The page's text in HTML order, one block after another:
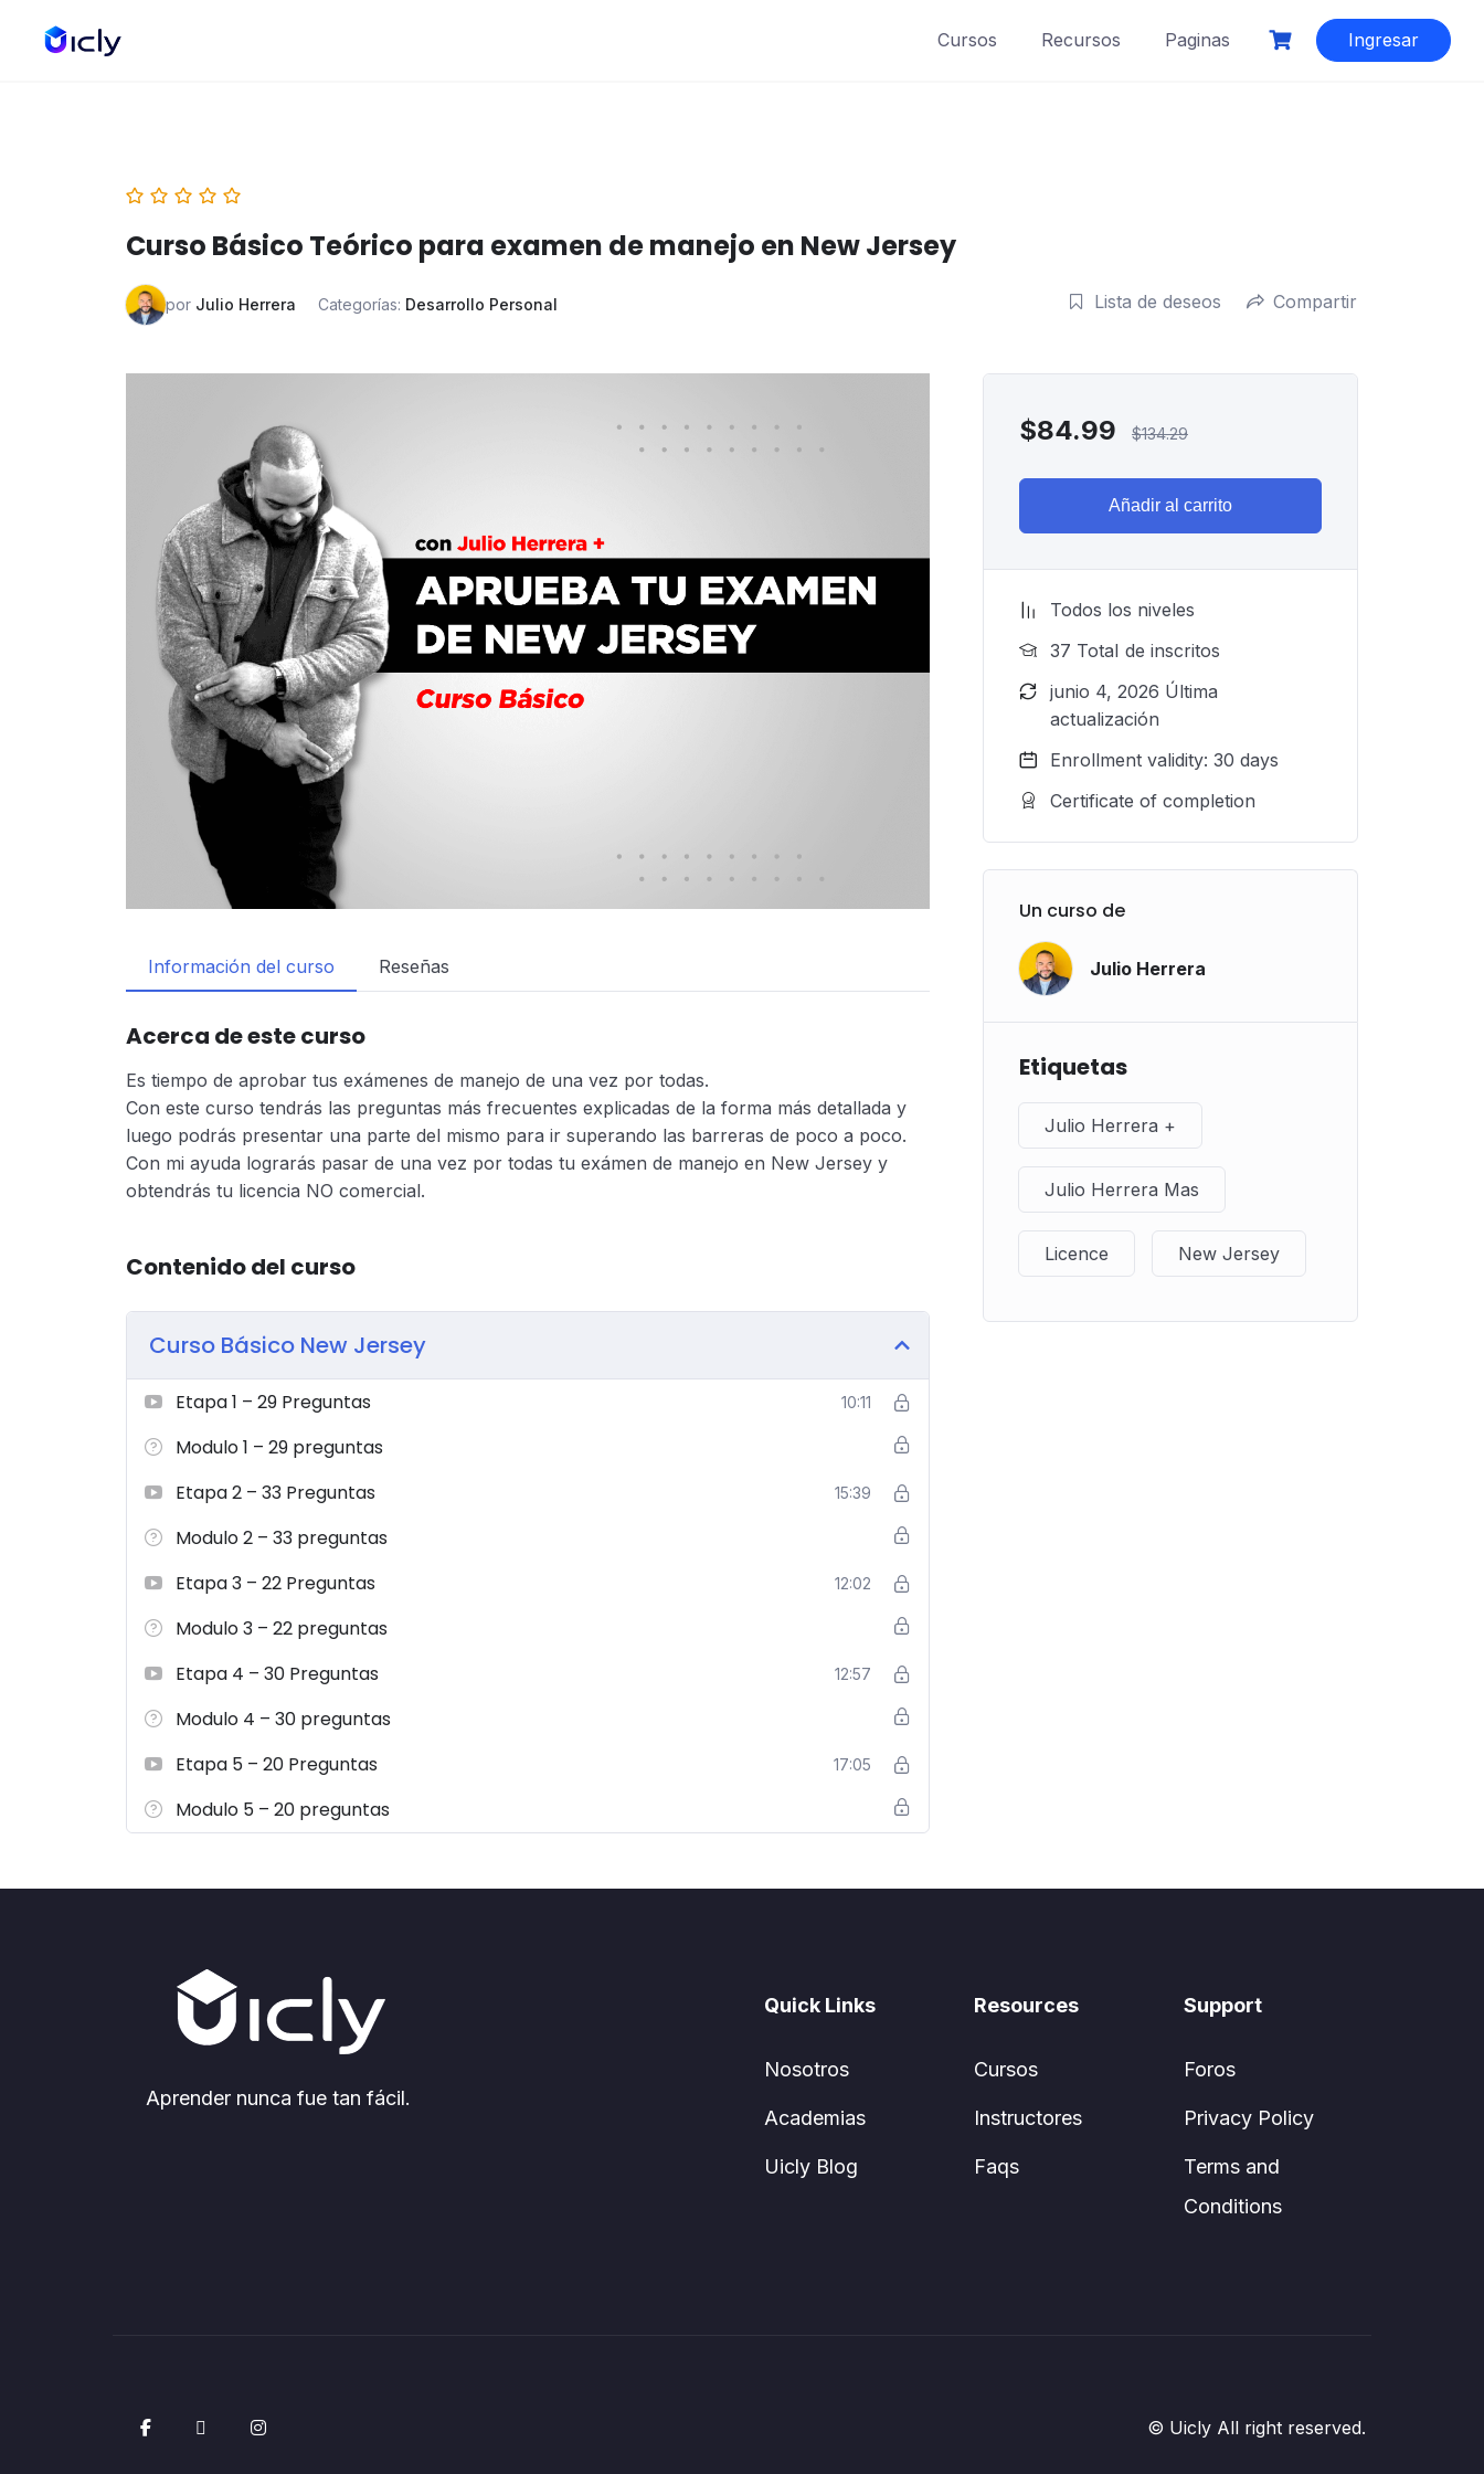
Cursos Recursos Paginas Ingresar
Curso Básico Teórico para examen de manejo en New Jersey
por Julio Herrera Categorías: Desarrollo Personal Lista de deseos Compartir
Información del curso Reseñas
Acerca de este curso
Es tiempo de aprobar tus exámenes de manejo de una vez por todas.
Con este curso tendrás las preguntas más frecuentes explicadas de la forma más detallada y
luego podrás presentar una parte del mismo para ir superando las barreras de poco a poco.
Con mi ayuda lograrás pasar de una vez por todas tu exámen de manejo en New Jersey y
obtendrás tu licencia NO comercial.
Contenido del curso
Curso Básico New Jersey
Etapa 1 – 29 Preguntas 10:11
Modulo 1 – 29 preguntas
Etapa 2 – 33 Preguntas
15:39
Modulo 2 – 33 preguntas
Etapa 3 – 22 Preguntas
12:02
Modulo 3 – 22 preguntas
Etapa 4 – 30 Preguntas
12:57
Modulo 4 – 30 preguntas
Etapa 5 – 20 Preguntas
17:05
Modulo 5 – 20 preguntas
$84.99 $134.29
Añadir al carrito
Todos los niveles
37 TotaI de inscritos
junio 4, 2026 Última
actualización
Enrollment validity: 30 days
Certificate of completion
Un curso de
Julio Herrera
Etiquetas
Julio Herrera +
Julio Herrera Mas
Licence New Jersey
Aprender nunca fue tan fácil.
Quick Links
Nosotros
Academias
Uicly Blog
Resources
Cursos
Instructores
Faqs
Support
Foros
Privacy Policy
Terms and
Conditions
© Uicly All right reserved.